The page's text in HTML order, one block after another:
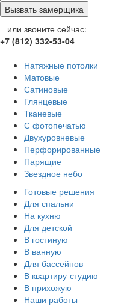
или звоните сейчас:
+7 (812) 332-53-04
Натяжные потолки
Матовые
Сатиновые
Глянцевые
Тканевые
С фотопечатью
Двухуровневые
Перфорированные
Парящие
Звездное небо
Готовые решения
Для спальни
На кухню
Для детской
В гостиную
В ванную
Для бассейнов
В квартиру-студию
В прихожую
Наши работы